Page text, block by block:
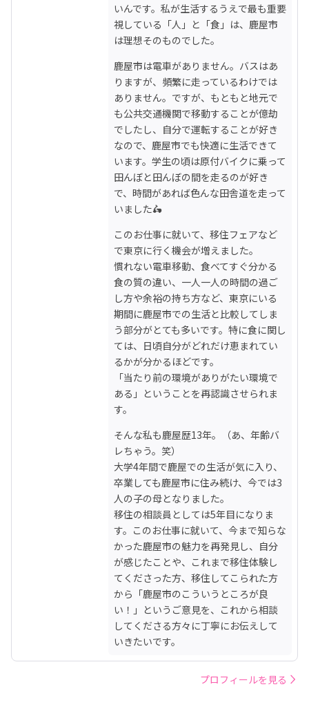
いんです。私が生活するうえで最も重要
視している「人」と「食」は、鹿屋市
は理想そのものでした。
鹿屋市は電車がありません。バスはあ
りますが、頻繁に走っているわけでは
ありません。ですが、もともと地元で
も公共交通機関で移動することが億劫
でしたし、自分で運転することが好き
なので、鹿屋市でも快適に生活できて
います。学生の頃は原付バイクに乗って
田んぼと田んぼの間を走るのが好き
で、時間があれば色んな田舎道を走って
いました🛵
このお仕事に就いて、移住フェアなど
で東京に行く機会が増えました。
慣れない電車移動、食べてすぐ分かる
食の質の違い、一人一人の時間の過ご
し方や余裕の持ち方など、東京にいる
期間に鹿屋市での生活と比較してしま
う部分がとても多いです。特に食に関し
ては、日頃自分がどれだけ恵まれてい
るかが分かるほどです。
「当たり前の環境がありがたい環境で
ある」ということを再認識させられま
す。
そんな私も鹿屋歴13年。（あ、年齢バ
レちゃう。笑）
大学4年間で鹿屋での生活が気に入り、
卒業しても鹿屋市に住み続け、今では3
人の子の母となりました。
移住の相談員としては5年目になりま
す。このお仕事に就いて、今まで知らな
かった鹿屋市の魅力を再発見し、自分
が感じたことや、これまで移住体験し
てくださった方、移住してこられた方
から「鹿屋市のこういうところが良
い！」というご意見を、これから相談
してくださる方々に丁寧にお伝えして
いきたいです。
プロフィールを見る